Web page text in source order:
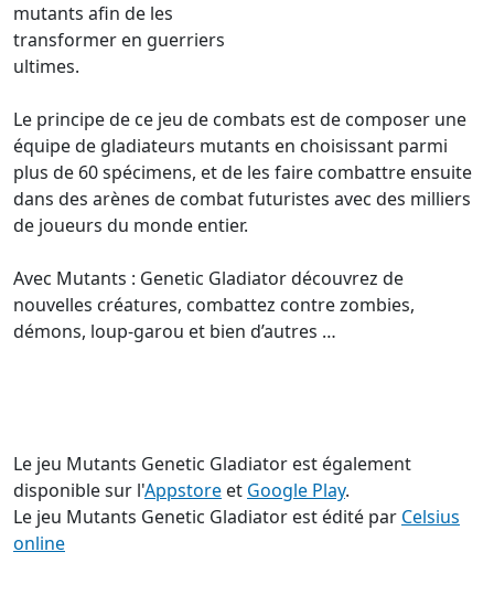
mutants afin de les
transformer en guerriers
ultimes.
Le principe de ce jeu de combats est de composer une
équipe de gladiateurs mutants en choisissant parmi
plus de 60 spécimens, et de les faire combattre ensuite
dans des arènes de combat futuristes avec des milliers
de joueurs du monde entier.
Avec Mutants : Genetic Gladiator découvrez de
nouvelles créatures, combattez contre zombies,
démons, loup-garou et bien d’autres …
Le jeu Mutants Genetic Gladiator est également
disponible sur l'Appstore et Google Play.
Le jeu Mutants Genetic Gladiator est édité par Celsius
online